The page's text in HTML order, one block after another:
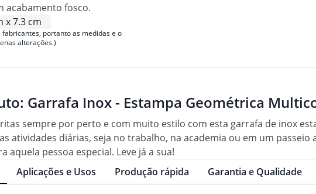
acabamento fosco.
x 7.3 cm
portanto as medidas e o
alterações.)
Garrafa Inox - Estampa Geométrica
sempre por perto e com muito estilo com esta garrafa de inox
atividades diárias, seja no trabalho, na academia ou em um
aquela pessoa especial. Leve já a sua!
Aplicações e Usos Produção rápida Garantia e Qualidade